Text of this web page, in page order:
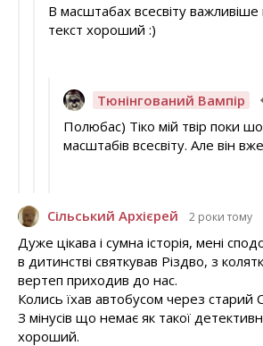
В масштабах всесвіту
текст хороший :)
Тюнінгований Вампір
Полюбас) Тіко мій твір поки
масштабів всесвіту. Але він
Сільський Архієрей 2 роки тому
Дуже цікава і сумна історія, мені
в дитинстві святкував Різдво, з
вертеп приходив до нас.
Колись їхав автобусом через старий
З мінусів що немає як такої
хороший.